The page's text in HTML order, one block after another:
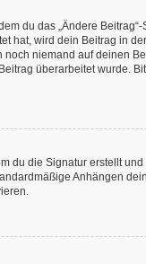
du das „Ändere
hat, wird dein Beitrag in
niemand auf deinen
überarbeitet wurde.
du die Signatur erstellt
Anhängen